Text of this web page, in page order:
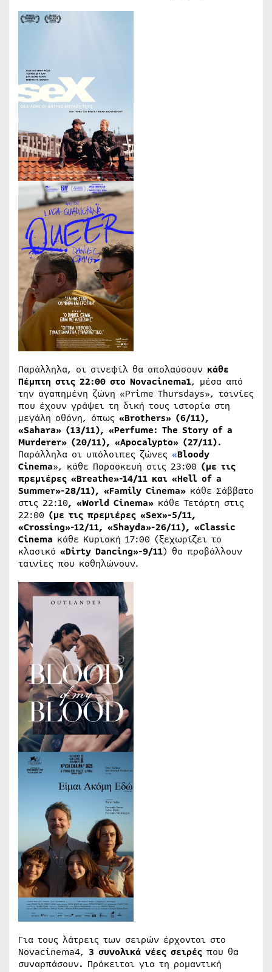
Παράλληλα, οι σινεφίλ θα απολαύσουν κάθε
Πέμπτη στις 22:00 στο Novacinema1, μέσα από
την αγαπημένη ζώνη «Prime Thursdays», ταινίες
που έχουν γράψει τη δική τους ιστορία στη
μεγάλη οθόνη, όπως «Brothers​» (6/11),
«Sahara» (13/11), «Perfume: The Story of a
Murderer​» (20/11), «Apocalypto» (27/11).
Παράλληλα οι υπόλοιπες ζώνες «Bloody
Cinema», κάθε Παρασκευή στις 23:00 (με τις
πρεμιέρες «Breathe»-14/11 και «Hell of a
Summer»-28/11)​, «Family Cinema» κάθε Σάββατο
στις 22:10, «World Cinema» κάθε Τετάρτη στις
22:00 (με τις πρεμιέρες «Sex»-5/11,
«Crossing»-12/11, «Shayda»-26/11), «Classic
Cinema κάθε Κυριακή 17:00 (ξεχωρίζει το
κλασικό «Dirty Dancing»-9/11) θα προβάλλουν
ταινίες που καθηλώνουν.
Για τους λάτρεις των σειρών έρχονται στο
Novacinema4, 3 συνολικά νέες σειρές που θα
συναρπάσουν. Πρόκειται για τη ρομαντική